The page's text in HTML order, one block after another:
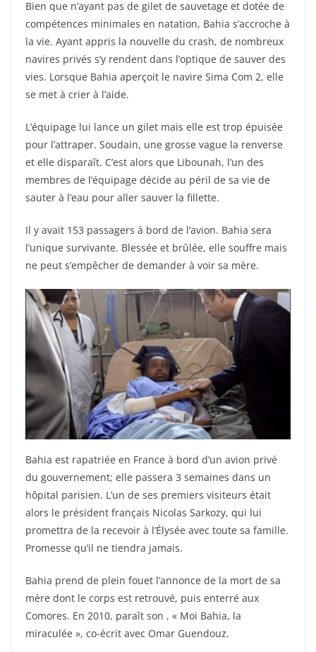
Bien que n’ayant pas de gilet de sauvetage et dotée de
compétences minimales en natation, Bahia s’accroche à
la vie. Ayant appris la nouvelle du crash, de nombreux
navires privés s’y rendent dans l’optique de sauver des
vies. Lorsque Bahia aperçoit le navire Sima Com 2, elle
se met à crier à l’aide.
L’équipage lui lance un gilet mais elle est trop épuisée
pour l’attraper. Soudain, une grosse vague la renverse
et elle disparaît. C’est alors que Libounah, l’un des
membres de l’équipage décide au péril de sa vie de
sauter à l’eau pour aller sauver la fillette.
Il y avait 153 passagers à bord de l’avion. Bahia sera
l’unique survivante. Blessée et brûlée, elle souffre mais
ne peut s’empêcher de demander à voir sa mère.
Bahia est rapatriée en France à bord d’un avion privé
du gouvernement; elle passera 3 semaines dans un
hôpital parisien. L’un de ses premiers visiteurs était
alors le président français Nicolas Sarkozy, qui lui
promettra de la recevoir à l’Élysée avec toute sa famille.
Promesse qu’il ne tiendra jamais.
Bahia prend de plein fouet l’annonce de la mort de sa
mère dont le corps est retrouvé, puis enterré aux
Comores. En 2010, paraît son , « Moi Bahia, la
miraculée », co-écrit avec Omar Guendouz.